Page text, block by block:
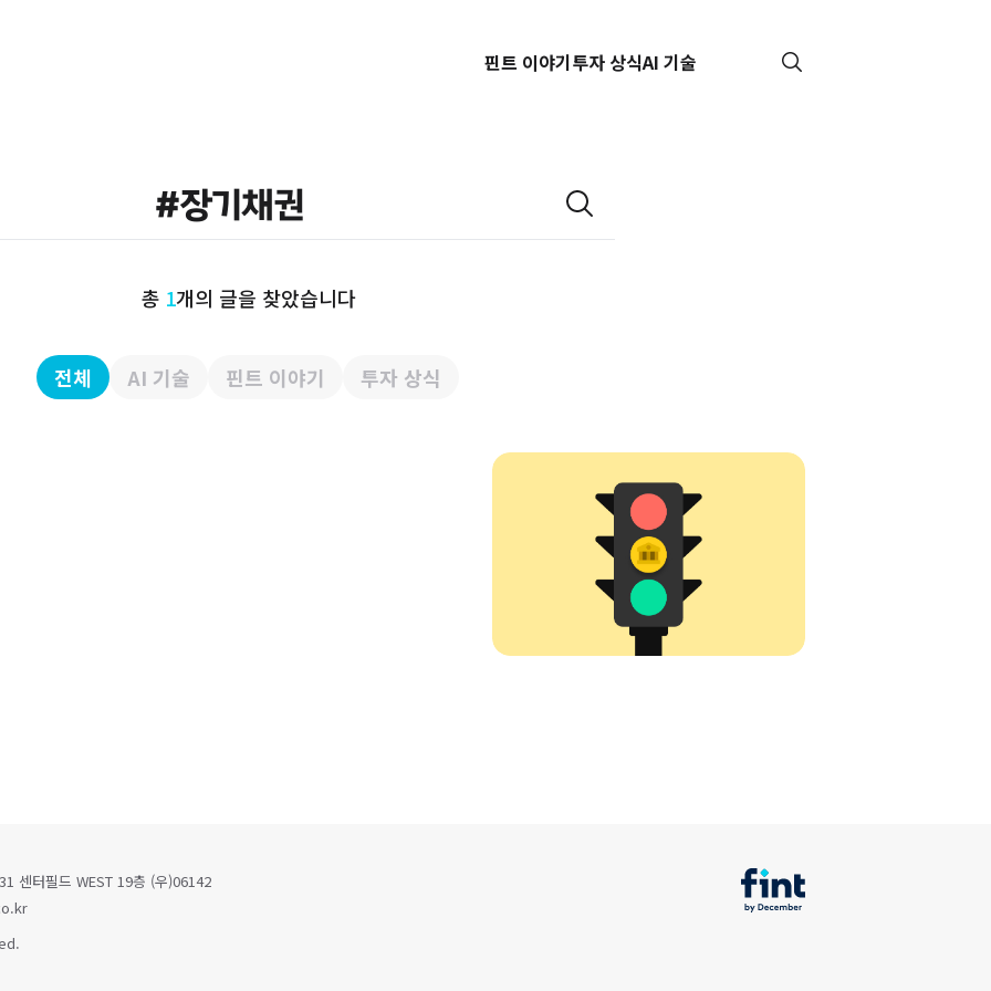
핀트 이야기투자 상식AI 기술
총 1개의 글을 찾았습니다
전체 AI 기술 핀트 이야기 투자 상식
센터필드 WEST 19층 (우)06142